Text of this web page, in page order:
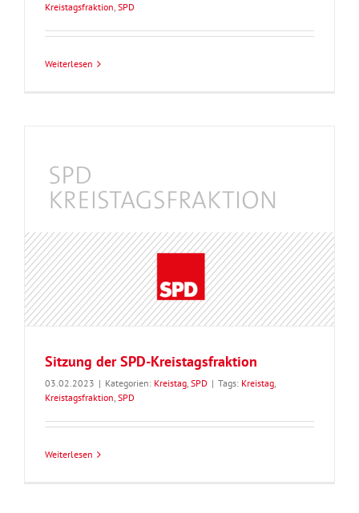
Kreistagsfraktion, SPD
Weiterlesen
Sitzung der SPD-Kreistagsfraktion
03.02.2023 | Kategorien: Kreistag, SPD | Tags: Kreistag,
Kreistagsfraktion, SPD
Weiterlesen